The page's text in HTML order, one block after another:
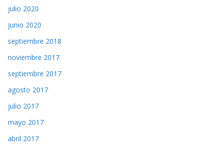
julio 2020
junio 2020
septiembre 2018
noviembre 2017
septiembre 2017
agosto 2017
julio 2017
mayo 2017
abril 2017